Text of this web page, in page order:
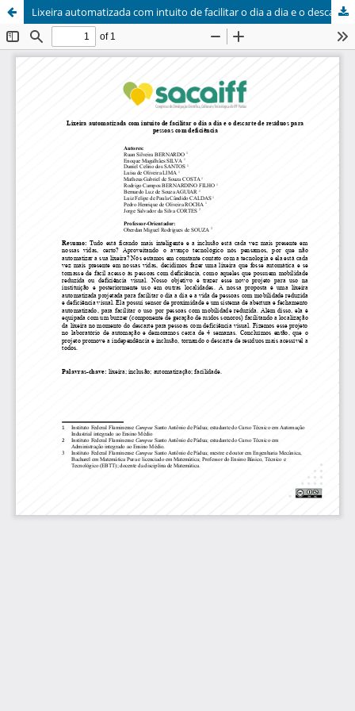
Lixeira automatizada com intuito de facilitar o dia a dia e o descarte de resíduos para pessoas com deficiência